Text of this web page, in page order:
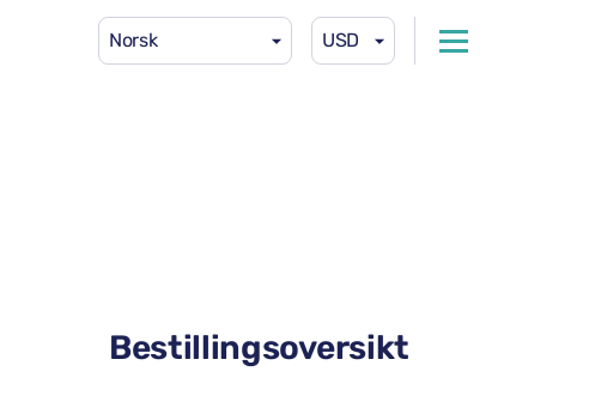
Norsk USD
Bestillingsoversikt